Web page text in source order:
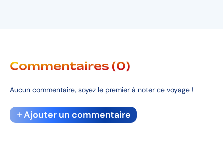
Commentaires (0)
Aucun commentaire, soyez le premier à noter ce voyage !
Ajouter un commentaire